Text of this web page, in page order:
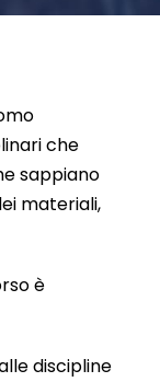
che
sappiano
materiali,
è
discipline